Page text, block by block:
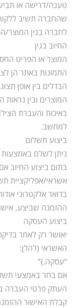
טענה/דרישה או
שהחברה תשיב
לחברה בגין
החיוב בגין
המוצר או הפריט
התמונות באתר הן
הבדלים בין אופן
המוצרים ובין נראות
באיכות והעברת
למחשב.
ביצוע תשלום
ניתן לשלם באמצעות
בתום ביצוע החיוב
בדואר אלקטרוני
ההזמנה שביצע,
ביצוע העסקה
יאושר רק לאחר
האשראי (להלן:
“עסקה.)”
אם בחר באמצעי
קבלת האישור